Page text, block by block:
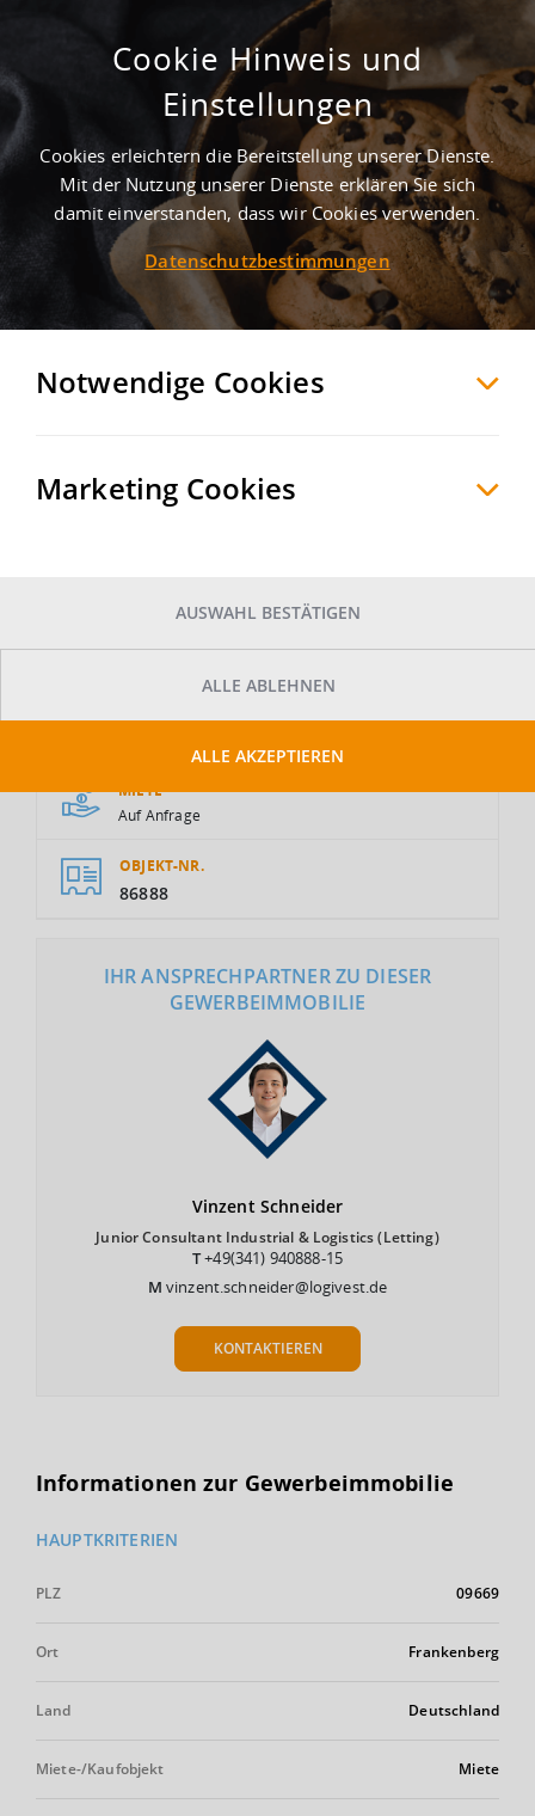
Kaltlagerhalle mit optimaler
Verkehrsanbindung
Frankenberg Mittelsachsen, Deutschland
MERKEN VERGLEICHEN EXPORT PDF
MIETE
Auf Anfrage
OBJEKT-NR.
86888
IHR ANSPRECHPARTNER ZU DIESER
GEWERBEIMMOBILIE
Vinzent Schneider
Junior Consultant Industrial & Logistics (Letting)
T+49(341) 940888-15
M vinzent.schneider@logivest.de
KONTAKTIEREN
Informationen zur Gewerbeimmobilie
HAUPTKRITERIEN
PLZ 09669
Ort Frankenberg
Land Deutschland
Miete-/Kaufobjekt Miete
Cookie Hinweis und
Einstellungen
Cookies erleichtern die Bereitstellung unserer Dienste.
Mit der Nutzung unserer Dienste erklären Sie sich
damit einverstanden, dass wir Cookies verwenden.
Datenschutzbestimmungen
Notwendige Cookies
Marketing Cookies
AUSWAHL BESTÄTIGEN
ALLE ABLEHNEN
ALLE AKZEPTIEREN